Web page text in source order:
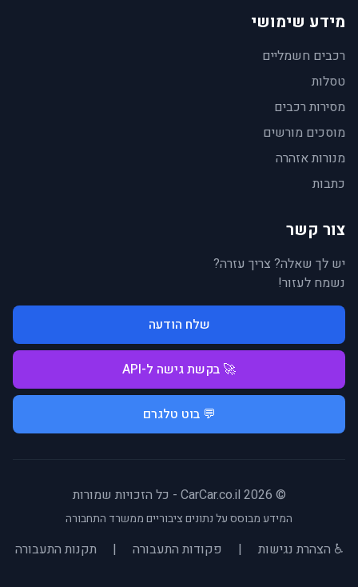
מידע שימושי
רכבים חשמליים
טסלות
מסירות רכבים
מוסכים מורשים
מנורות אזהרה
כתבות
צור קשר
יש לך שאלה? צריך עזרה?
נשמח לעזור!
שלח הודעה
🚀 בקשת גישה ל-API
💬 בוט טלגרם
© 2026 CarCar.co.il - כל הזכויות שמורות
המידע מבוסס על נתונים ציבוריים ממשרד התחבורה
♿ הצהרת נגישות | פקודות התעבורה | תקנות התעבורה